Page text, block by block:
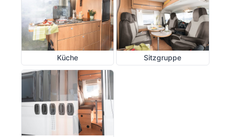
Küche Sitzgruppe